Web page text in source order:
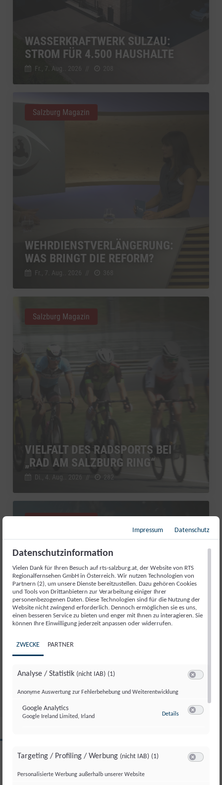
WASSERKRAFTWERK SULZAU:
STROM FÜR 4.500 HAUSHALTE
Fr., 7. Aug.. 2026
WEHRDIENSTVERLÄNGERUNG:
WAS BRINGT DIE REFORM?
Fr., 7. Aug.. 2026
Salzburg Magazin
VIELFALT DES RADSPORTS BEI
„RAD AM SALZBURG RING“
Di., 4. Aug.. 2026 // 282
Salzburg Magazin
RED BULL ROMANIACS: MANUEL
LETTENBICHLER FEIERT 7.
Salzburg Magazin
Impressum Datenschutz
Datenschutzinformation
Vielen Dank für Ihren Besuch auf rts-salzburg.at, der Website von RTS
Regionalfernsehen GmbH in Österreich. Wir nutzen Technologien von
Partnern (2), um unsere Dienste bereitzustellen. Dazu gehören Cookies
und Tools von Drittanbietern zur Verarbeitung einiger Ihrer
personenbezogenen Daten. Diese Technologien sind für die Nutzung der
Website nicht zwingend erforderlich. Dennoch ermöglichen sie es uns,
einen besseren Service zu bieten und enger mit Ihnen zu interagieren. Sie
können Ihre Einwilligung jederzeit anpassen oder widerrufen.
ZWECKE PARTNER
Analyse / Statistik (nicht IAB) (1)
Anonyme Auswertung zur Fehlerbehebung und Weiterentwicklung
Google Analytics
Google Ireland Limited, Irland Details zu Google
Targeting / Profiling / Werbung (nicht IAB) (1)
Personalisierte Werbung außerhalb unserer Website